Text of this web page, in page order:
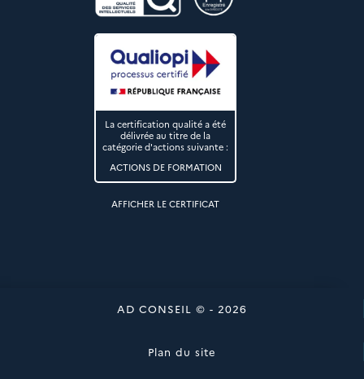
La certification qualité a été
délivrée au titre de la
catégorie d'actions suivante :
ACTIONS DE FORMATION
AFFICHER LE CERTIFICAT
AD CONSEIL © - 2026
Plan du site